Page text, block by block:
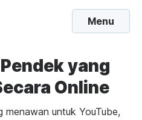
Menu
yang
Online
untuk YouTube,